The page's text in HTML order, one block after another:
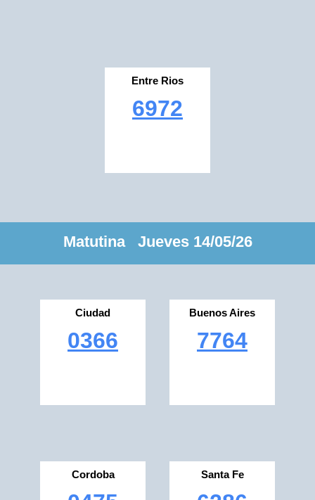
Entre Rios
6972
Matutina Jueves 14/05/26
Ciudad
0366
Buenos Aires
7764
Cordoba Santa Fe